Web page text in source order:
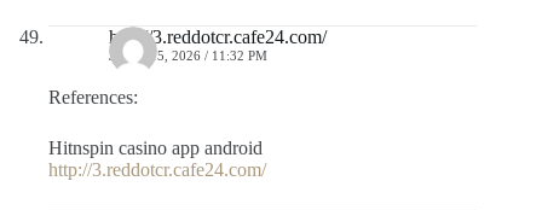
http://3.reddotcr.cafe24.com/
JULIO 15, 2026 / 11:32 PM
References:
Hitnspin casino app android
http://3.reddotcr.cafe24.com/